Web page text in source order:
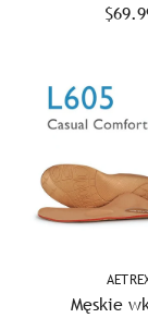
damskie Aetrex
Męskie